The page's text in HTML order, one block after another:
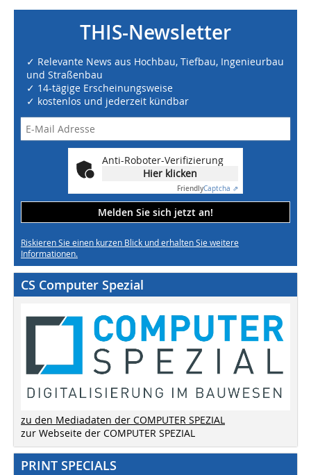
THIS-Newsletter
✓ Relevante News aus Hochbau, Tiefbau, Ingenieurbau
und Straßenbau
✓ 14-tägige Erscheinungsweise
✓ kostenlos und jederzeit kündbar
Anti-Roboter-Verifizierung
Hier klicken
FriendlyCaptcha ⇗
Melden Sie sich jetzt an!
Riskieren Sie einen kurzen Blick und erhalten Sie weitere
Informationen.
CS Computer Spezial
zu den Mediadaten der COMPUTER SPEZIAL
zur Webseite der COMPUTER SPEZIAL
PRINT SPECIALS